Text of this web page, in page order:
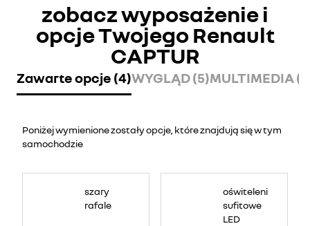
zobacz wyposażenie i
opcje Twojego Renault
CAPTUR
Zawarte opcje (4)WYGLĄD (5)MULTIMEDIA
Poniżej wymienione zostały opcje, które znajdują się w tym
samochodzie
szary
rafale
oświtelenie
sufitowe
LED